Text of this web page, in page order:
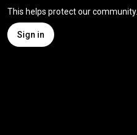
This helps protect our community.
Sign in